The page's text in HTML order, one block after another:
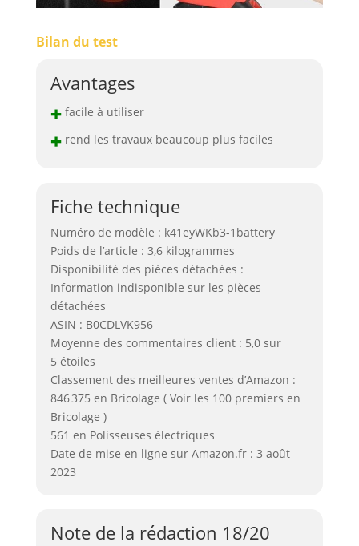
Bilan du test
Avantages
+facile à utiliser
+rend les travaux beaucoup plus faciles
Fiche technique
Numéro de modèle : k41eyWKb3-1battery
Poids de l’article : 3,6 kilogrammes
Disponibilité des pièces détachées :
Information indisponible sur les pièces
détachées
ASIN : B0CDLVK956
Moyenne des commentaires client : 5,0 sur
5 étoiles
Classement des meilleures ventes d’Amazon :
846 375 en Bricolage ( Voir les 100 premiers en
Bricolage )
561 en Polisseuses électriques
Date de mise en ligne sur Amazon.fr : 3 août
2023
Note de la rédaction 18/20